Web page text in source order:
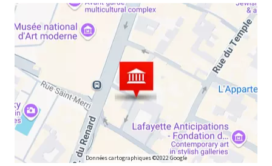
Données cartographiques ©2022 Google